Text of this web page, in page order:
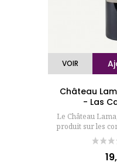
VOIR
Château
- Las
Le Château
produit sur les
Prix